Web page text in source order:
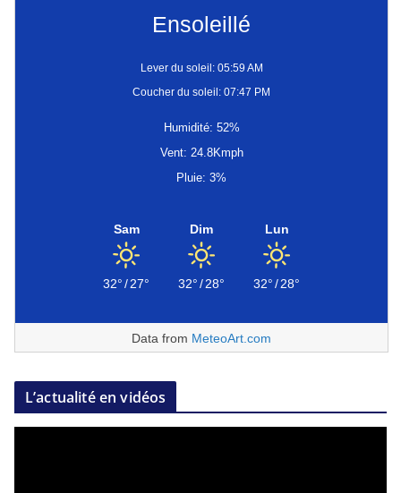
Ensoleillé
Lever du soleil: 05:59 AM
Coucher du soleil: 07:47 PM
Humidité: 52%
Vent: 24.8Kmph
Pluie: 3%
Sam
32°/27°
Dim
32°/28°
Lun
32°/28°
Data from MeteoArt.com
L’actualité en vidéos